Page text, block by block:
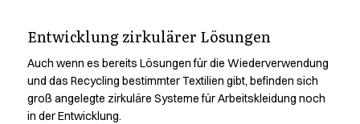
ID Bio Poloshirt
Pro Wear
Pro Wear Care
T-Time
Über Kentaur
Circular systems require
responsible supply
chains.
Entwicklung zirkulärer Lösungen
Auch wenn es bereits Lösungen für die Wiederverwendung
und das Recycling bestimmter Textilien gibt, befinden sich
groß angelegte zirkuläre Systeme für Arbeitskleidung noch
in der Entwicklung.